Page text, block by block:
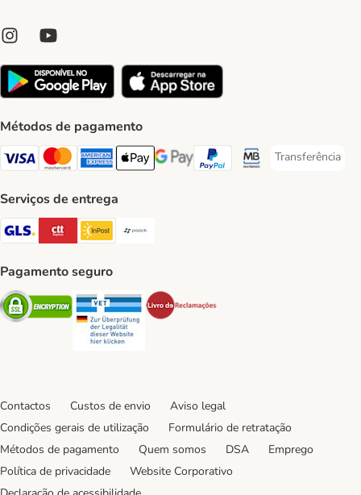
Métodos de pagamento
Visa Payment Method
Mastercard Payment Method
American Express Payment Method
Apple Pay Payment Method
Google Pay Payment Method
PayPal Payment Method
Multibanco Payment
Transferência
Transferência
Serviços de entrega
GLS Shipping Method
CTTExpress Shipping Method
InPost Shipping Method
Pagamento seguro
Security Security
Contactos Custos de envio
Aviso legal
Condições gerais de utilização
Formulário de retratação
Métodos de pagamento
Quem somos DSA
Emprego
Política de privacidade
Website Corporativo